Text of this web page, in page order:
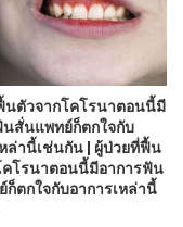
นตัวจากโคโรนาตอนนี้มี
นสั่นแพทย์ก็ตกใจกับ
ล่านี้เช่นกัน | ผู้ป่วยที่ฟื้น
คโรนาตอนนี้มีอาการฟัน
ตกใจกับอาการเหล่านี้